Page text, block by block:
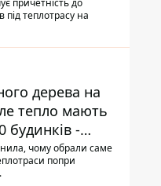
причетність до
під теплотрасу на
дерева на
тепло мають
будинків -
чому обрали саме
попри